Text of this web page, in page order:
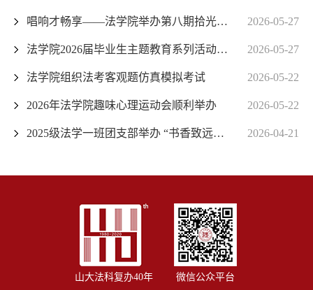
2026-05-27
唱响才畅享——法学院举办第八期拾光音乐会
2026-05-27
法学院2026届毕业生主题教育系列活动——党史知识竞赛成功举办
2026-05-22
法学院组织法考客观题仿真模拟考试
2026-05-22
2026年法学院趣味心理运动会顺利举办
2026-04-21
2025级法学一班团支部举办 “书香致远，共读青春”主题团日活动
山大法科复办40年 微信公众平台